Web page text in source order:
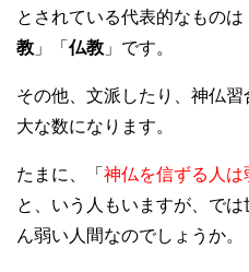
とされている代表的なものは
教 」「 仏教 」です。
その他、文派したり、神仏
大な数になります。
たまに、「 神仏を信ずる人
と、いう人もいますが、で
ん弱い人間なのでしょうか。